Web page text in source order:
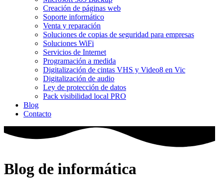
Creación de páginas web
Soporte informático
Venta y reparación
Soluciones de copias de seguridad para empresas
Soluciones WiFi
Servicios de Internet
Programación a medida
Digitalización de cintas VHS y Video8 en Vic
Digitalización de audio
Ley de protección de datos
Pack visibilidad local PRO
Blog
Contacto
Blog de informática